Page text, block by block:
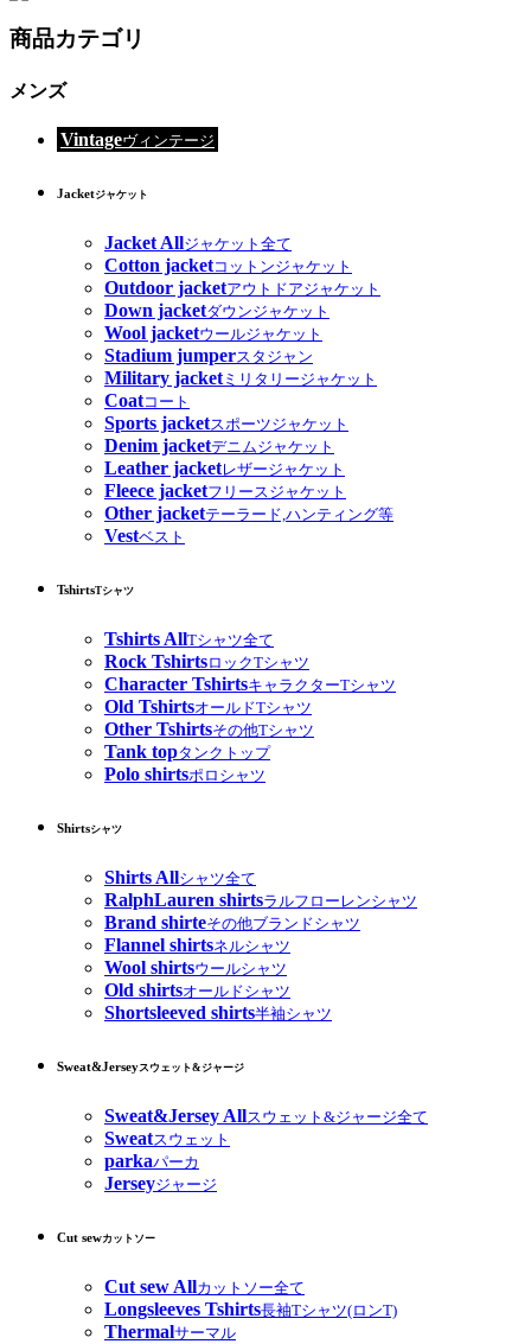
商品カテゴリ
メンズ
Vintageヴィンテージ
Jacketジャケット
Jacket Allジャケット全て
Cotton jacketコットンジャケット
Outdoor jacketアウトドアジャケット
Down jacketダウンジャケット
Wool jacketウールジャケット
Stadium jumperスタジャン
Military jacketミリタリージャケット
Coatコート
Sports jacketスポーツジャケット
Denim jacketデニムジャケット
Leather jacketレザージャケット
Fleece jacketフリースジャケット
Other jacketテーラード,ハンティング等
Vestベスト
TshirtsTシャツ
Tshirts AllTシャツ全て
Rock TshirtsロックTシャツ
Character TshirtsキャラクターTシャツ
Old TshirtsオールドTシャツ
Other Tshirtsその他Tシャツ
Tank topタンクトップ
Polo shirtsポロシャツ
Shirtsシャツ
Shirts Allシャツ全て
RalphLauren shirtsラルフローレンシャツ
Brand shirteその他ブランドシャツ
Flannel shirtsネルシャツ
Wool shirtsウールシャツ
Old shirtsオールドシャツ
Shortsleeved shirts半袖シャツ
Sweat&Jerseyスウェット&ジャージ
Sweat&Jersey Allスウェット&ジャージ全て
Sweatスウェット
parkaパーカ
Jerseyジャージ
Cut sewカットソー
Cut sew Allカットソー全て
Longsleeves Tshirts長袖Tシャツ(ロンT)
Thermalサーマル